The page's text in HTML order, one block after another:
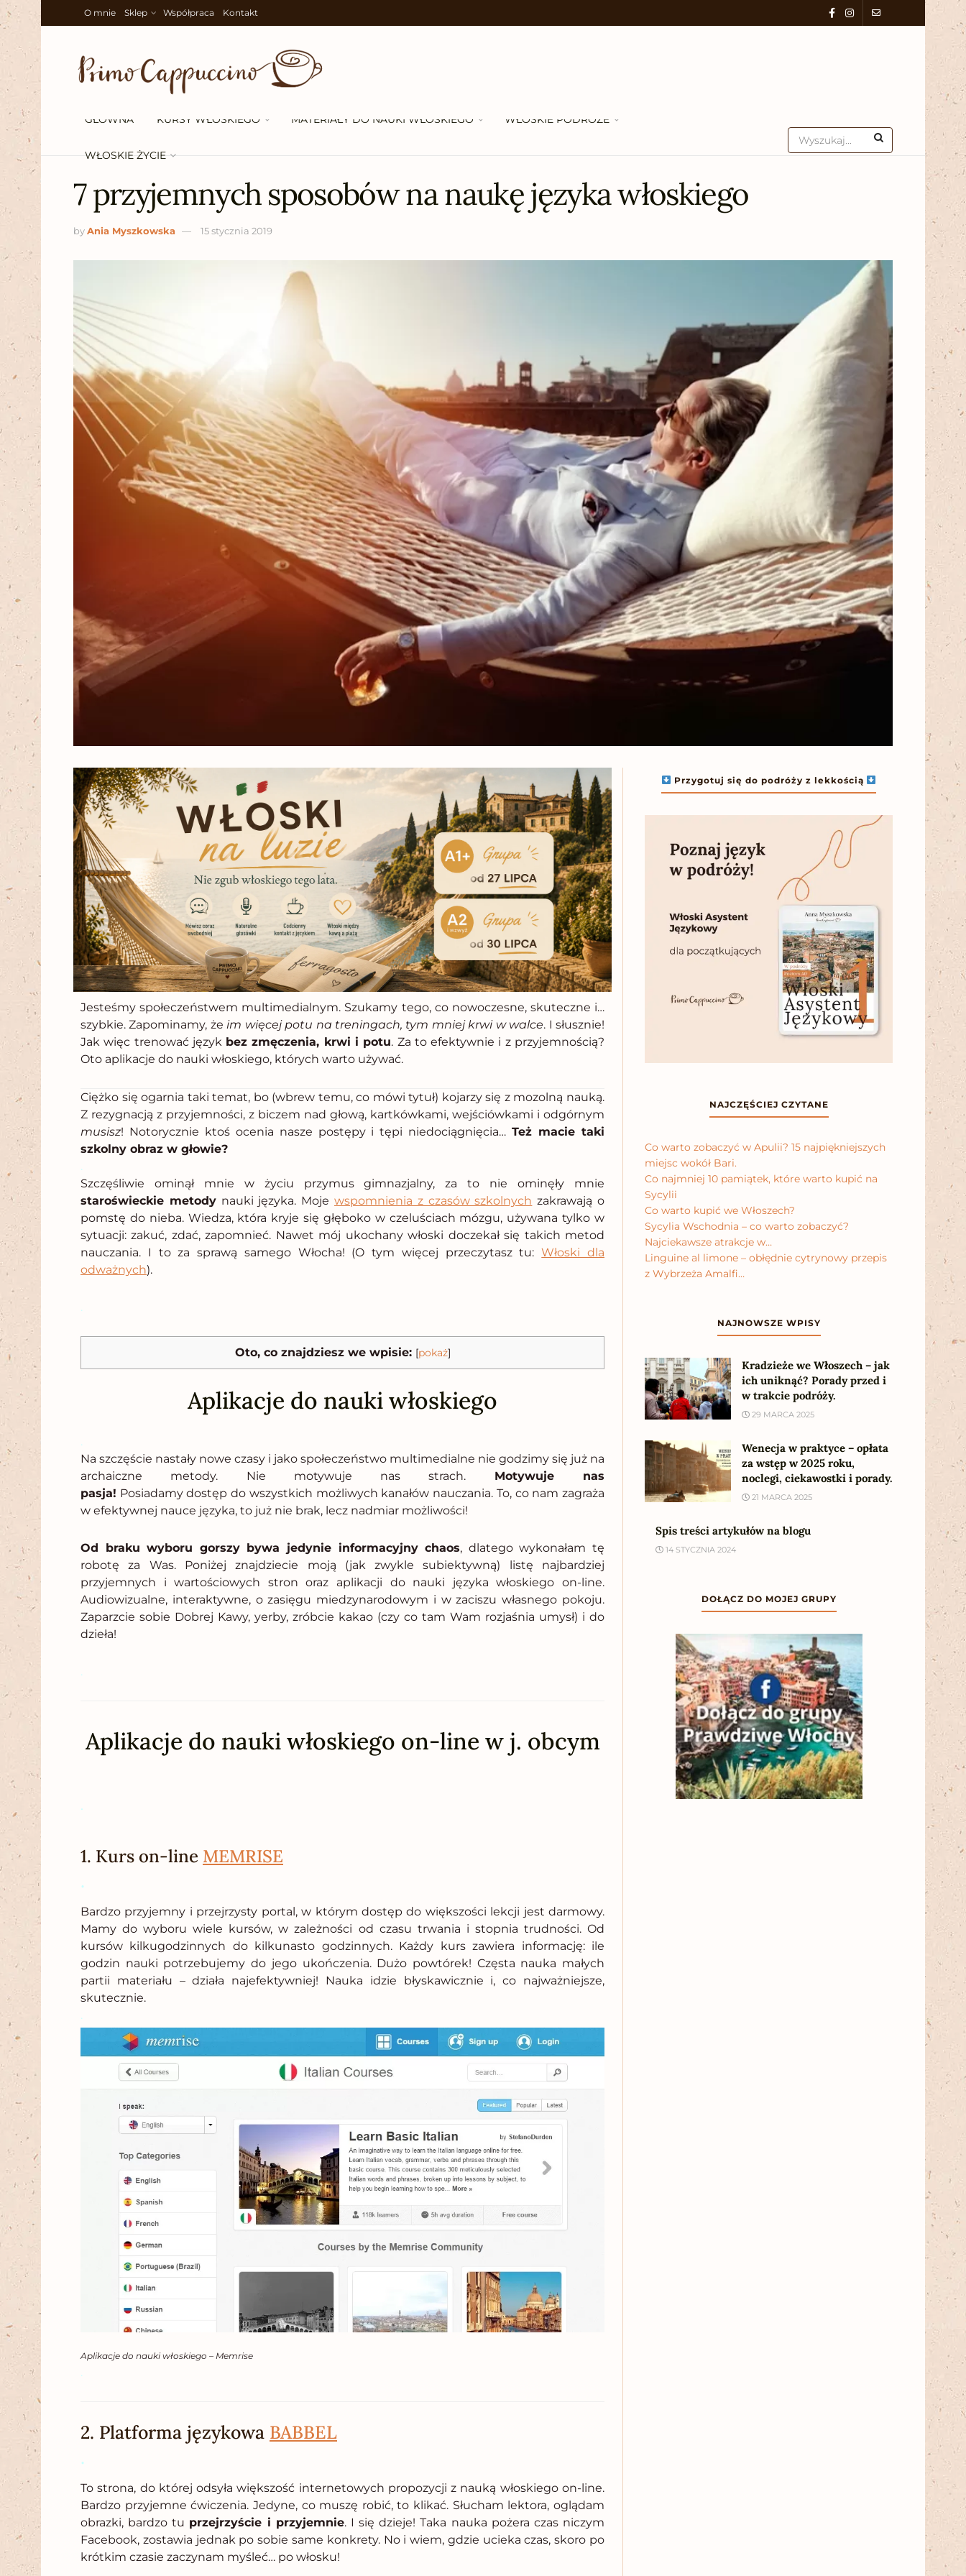
O mnie Sklep Współpraca Kontakt
GŁÓWNA KURSY WŁOSKIEGO MATERIAŁY DO NAUKI WŁOSKIEGO WŁOSKIE PODRÓŻE
WŁOSKIE ŻYCIE
7 przyjemnych sposobów na naukę języka włoskiego
byAnia Myszkowska 15 stycznia 2019
Jesteśmy społeczeństwem multimedialnym. Szukamy tego, co nowoczesne, skuteczne i…
szybkie. Zapominamy, żeim więcej potu na treningach, tym mniej krwi w walce. I słusznie!
Jak więc trenować język bez zmęczenia, krwi i potu. Za to efektywnie i z przyjemnością?
Oto aplikacje do nauki włoskiego, których warto używać.
Ciężko się ogarnia taki temat, bo (wbrew temu, co mówi tytuł) kojarzy się z mozolną nauką.
Z rezygnacją z przyjemności, z biczem nad głową, kartkówkami, wejściówkami i odgórnym
musisz! Notorycznie ktoś ocenia nasze postępy i tępi niedociągnięcia…Też macie taki
szkolny obraz w głowie?
.
Szczęśliwie ominął mnie w życiu przymus gimnazjalny, za to nie ominęły mnie
staroświeckie metodynauki języka. Mojewspomnienia z czasów szkolnych zakrawają o
pomstę do nieba. Wiedza, która kryje się głęboko w czeluściach mózgu, używana tylko w
sytuacji: zakuć, zdać, zapomnieć. Nawet mój ukochany włoski doczekał się takich metod
nauczania. I to za sprawą samego Włocha! (O tym więcej przeczytasz tu:Włoski dla
odważnych).
.
Oto, co znajdziesz we wpisie: [pokaż]
Aplikacje do nauki włoskiego
.
Na szczęście nastały nowe czasy i jako społeczeństwo multimedialne nie godzimy się już na
archaiczne metody. Nie motywuje nas strach. Motywuje nas
pasja! Posiadamy dostęp do wszystkich możliwych kanałów nauczania. To, co nam zagraża
w efektywnej nauce języka, to już nie brak, lecz nadmiar możliwości!
Od braku wyboru gorszy bywa jedynie informacyjny chaos, dlatego wykonałam tę
robotę za Was. Poniżej znajdziecie moją (jak zwykle subiektywną) listę najbardziej
przyjemnych i wartościowych stron oraz aplikacji do nauki języka włoskiego on-line.
Audiowizualne, interaktywne, o zasięgu miedzynarodowym i w zaciszu własnego pokoju.
Zaparzcie sobie Dobrej Kawy, yerby, zróbcie kakao (czy co tam Wam rozjaśnia umysł) i do
dzieła!
.
Aplikacje do nauki włoskiego on-line w j. obcym
.
1. Kurs on-line MEMRISE
.
Bardzo przyjemny i przejrzysty portal, w którym dostęp do większości lekcji jest darmowy.
Mamy do wyboru wiele kursów, w zależności od czasu trwania i stopnia trudności. Od
kursów kilkugodzinnych do kilkunasto godzinnych. Każdy kurs zawiera informację: ile
godzin nauki potrzebujemy do jego ukończenia. Dużo powtórek! Częsta nauka małych
partii materiału – działa najefektywniej! Nauka idzie błyskawicznie i, co najważniejsze,
skutecznie.
.
Aplikacje do nauki włoskiego – Memrise
.
2. Platforma językowa BABBEL
.
To strona, do której odsyła większość internetowych propozycji z nauką włoskiego on-line.
Bardzo przyjemne ćwiczenia. Jedyne, co muszę robić, to klikać. Słucham lektora, oglądam
obrazki, bardzo tu przejrzyście i przyjemnie. I się dzieje! Taka nauka pożera czas niczym
Facebook, zostawia jednak po sobie same konkrety. No i wiem, gdzie ucieka czas, skoro po
krótkim czasie zaczynam myśleć… po włosku!
Przygotuj się do podróży z lekkością
NAJCZĘŚCIEJ CZYTANE
Co warto zobaczyć w Apulii? 15 najpiękniejszych
miejsc wokół Bari.
Co najmniej 10 pamiątek, które warto kupić na
Sycylii
Co warto kupić we Włoszech?
Sycylia Wschodnia – co warto zobaczyć?
Najciekawsze atrakcje w…
Linguine al limone – obłędnie cytrynowy przepis
z Wybrzeża Amalfi…
NAJNOWSZE WPISY
Kradzieże we Włoszech – jak
ich uniknąć? Porady przed i
w trakcie podróży.
29 MARCA 2025
Wenecja w praktyce – opłata
za wstęp w 2025 roku,
noclegi, ciekawostki i porady.
21 MARCA 2025
Spis treści artykułów na blogu
14 STYCZNIA 2024
DOŁĄCZ DO MOJEJ GRUPY